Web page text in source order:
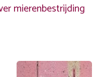
mierenbestrijding